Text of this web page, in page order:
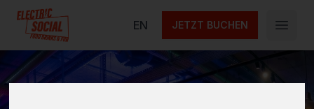
Electric Social
EN JETZT BUCHEN
Open